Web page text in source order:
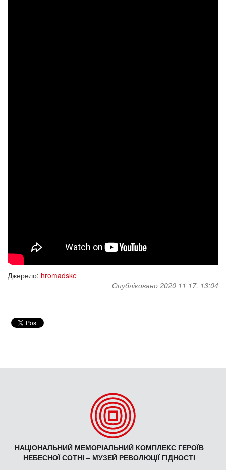
Джерело: hromadske
Опубліковано 2020 11 17, 13:04
НАЦІОНАЛЬНИЙ МЕМОРІАЛЬНИЙ КОМПЛЕКС ГЕРОЇВ
НЕБЕСНОЇ СОТНІ – МУЗЕЙ РЕВОЛЮЦІЇ ГІДНОСТІ